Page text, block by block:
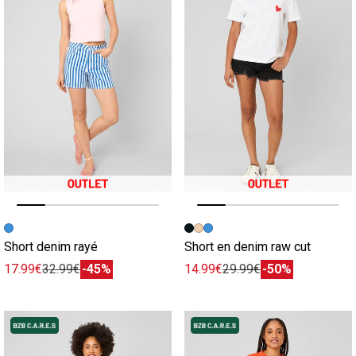
Image précédente
Image suivante
Short denim rayé
17.99€32.99€-45%
Image précédente
Image suivante
Short en denim raw cut
14.99€29.99€-50%